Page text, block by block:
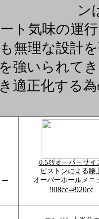
ン
ト気味の運
無理な設計
強いられて
適正化する
0.5ﾐﾘオーバーサイ
ピストンによる腰
オーバーホールメニ
908cc⇒920cc